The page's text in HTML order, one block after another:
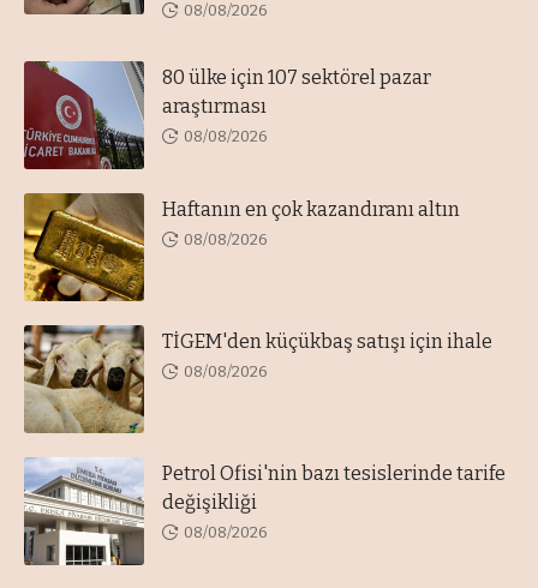
08/08/2026
80 ülke için 107 sektörel pazar
araştırması
08/08/2026
Haftanın en çok kazandıranı altın
08/08/2026
TİGEM'den küçükbaş satışı için ihale
08/08/2026
Petrol Ofisi'nin bazı tesislerinde tarife
değişikliği
08/08/2026